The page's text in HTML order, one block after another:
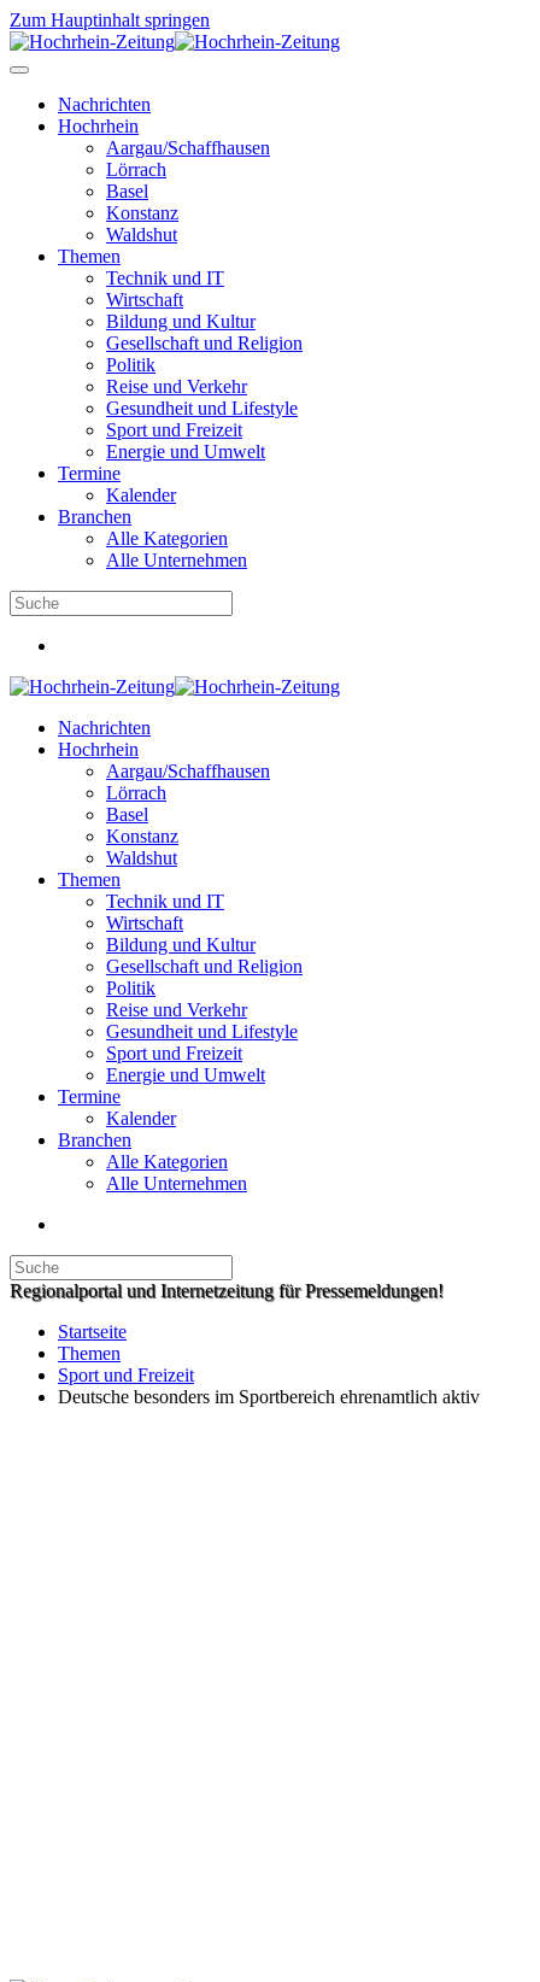
Zum Hauptinhalt springen
Nachrichten
Hochrhein
Aargau/Schaffhausen
Lörrach
Basel
Konstanz
Waldshut
Themen
Technik und IT
Wirtschaft
Bildung und Kultur
Gesellschaft und Religion
Politik
Reise und Verkehr
Gesundheit und Lifestyle
Sport und Freizeit
Energie und Umwelt
Termine
Kalender
Branchen
Alle Kategorien
Alle Unternehmen
Nachrichten
Hochrhein
Aargau/Schaffhausen
Lörrach
Basel
Konstanz
Waldshut
Themen
Technik und IT
Wirtschaft
Bildung und Kultur
Gesellschaft und Religion
Politik
Reise und Verkehr
Gesundheit und Lifestyle
Sport und Freizeit
Energie und Umwelt
Termine
Kalender
Branchen
Alle Kategorien
Alle Unternehmen
Regionalportal und Internetzeitung für Pressemeldungen!
Startseite
Themen
Sport und Freizeit
Deutsche besonders im Sportbereich ehrenamtlich aktiv